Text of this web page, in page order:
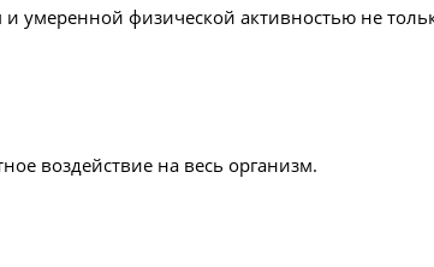
физической активностью не
воздействие на весь организм.